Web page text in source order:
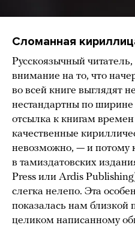
Сломанная
Русскоязычный читатель,
внимание на то, что
во всей книге выглядят
нестандартны по
отсылка к книгам времен
качественные
невозможно, — и потому
в тамиздатовских
Press или Ardis
слегка нелепо. Эта
показалась нам близкой
целиком написанному